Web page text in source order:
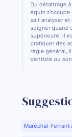
Du détartrage
équin
sait analyser
soigner quand
supérieure, il
pratiquer des
règle général,
dentiste ou
Maréchal-Ferrant